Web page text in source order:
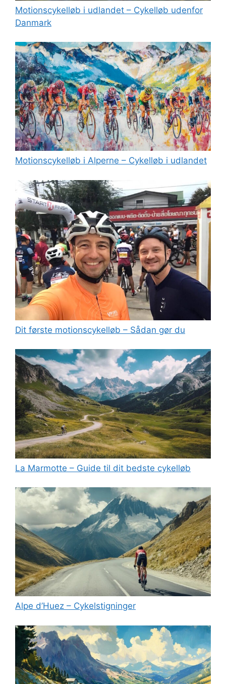
Motionscykelløb i udlandet – Cykelløb udenfor
Danmark
Motionscykelløb i Alperne – Cykelløb i udlandet
Dit første motionscykelløb – Sådan gør du
La Marmotte – Guide til dit bedste cykelløb
Alpe d’Huez – Cykelstigninger